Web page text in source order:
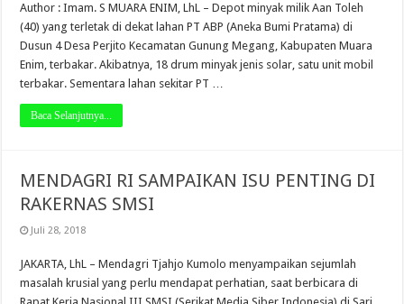
Author : Imam. S MUARA ENIM, LhL – Depot minyak milik Aan Toleh
(40) yang terletak di dekat lahan PT ABP (Aneka Bumi Pratama) di
Dusun 4 Desa Perjito Kecamatan Gunung Megang, Kabupaten Muara
Enim, terbakar. Akibatnya, 18 drum minyak jenis solar, satu unit mobil
terbakar. Sementara lahan sekitar PT …
Baca Selanjutnya...
MENDAGRI RI SAMPAIKAN ISU PENTING DI
RAKERNAS SMSI
Juli 28, 2018
JAKARTA, LhL – Mendagri Tjahjo Kumolo menyampaikan sejumlah
masalah krusial yang perlu mendapat perhatian, saat berbicara di